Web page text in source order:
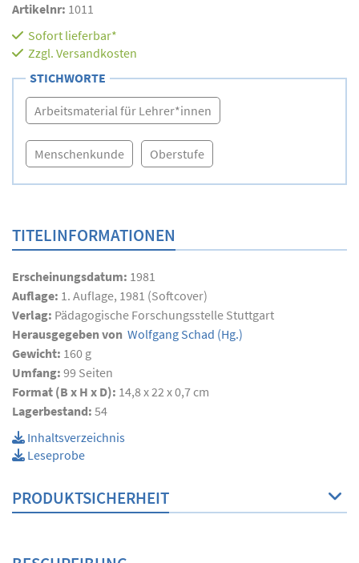
Artikelnr: 1011
Sofort lieferbar*
Zzgl. Versandkosten
STICHWORTE
Arbeitsmaterial für Lehrer*innen
Menschenkunde Oberstufe
TITELINFORMATIONEN
Erscheinungsdatum: 1981
Auflage: 1. Auflage, 1981 (Softcover)
Verlag: Pädagogische Forschungsstelle Stuttgart
Herausgegeben von Wolfgang Schad (Hg.)
Gewicht: 160 g
Umfang: 99 Seiten
Format (B x H x D): 14,8 x 22 x 0,7 cm
Lagerbestand: 54
Inhaltsverzeichnis
Leseprobe
PRODUKTSICHERHEIT